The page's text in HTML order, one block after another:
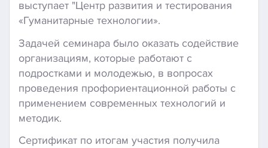
выступает "Центр развития и тестирования
«Гуманитарные технологии».
Задачей семинара было оказать содействие
организациям, которые работают с
подростками и молодежью, в вопросах
проведения профориентационной работы с
применением современных технологий и
методик.
Сертификат по итогам участия получила